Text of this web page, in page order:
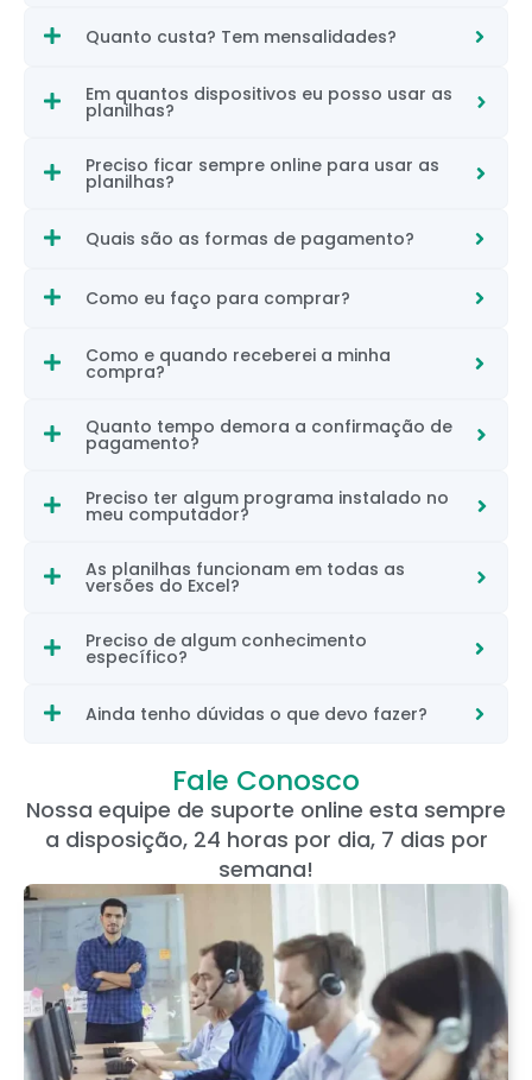
Quanto custa? Tem mensalidades?
Em quantos dispositivos eu posso usar as
planilhas?
Preciso ficar sempre online para usar as
planilhas?
Quais são as formas de pagamento?
Como eu faço para comprar?
Como e quando receberei a minha
compra?
Quanto tempo demora a confirmação de
pagamento?
Preciso ter algum programa instalado no
meu computador?
As planilhas funcionam em todas as
versões do Excel?
Preciso de algum conhecimento
específico?
Ainda tenho dúvidas o que devo fazer?
Fale Conosco
Nossa equipe de suporte online esta sempre
a disposição, 24 horas por dia, 7 dias por
semana!